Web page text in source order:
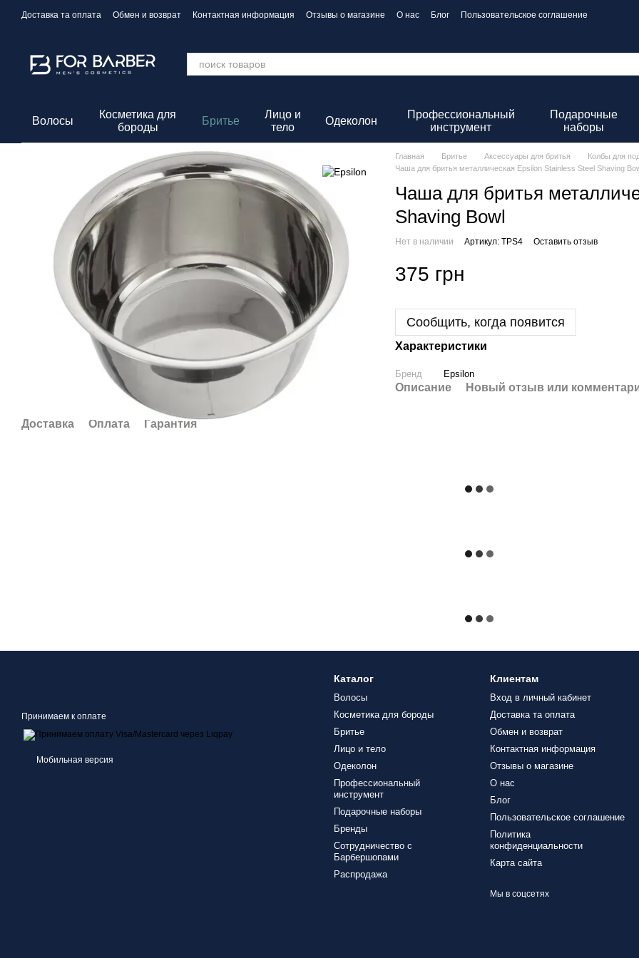
Перейти к основному контенту
Доставка та оплата Обмен и возврат Контактная информация Отзывы о магазине О нас Блог
Пользовательское соглашение
Волосы
Косметика для
бороды
Бритье
Лицо и
тело
Одеколон
Профессиональный
инструмент
Подарочные
наборы
Доставка Оплата Гарантия
Главная Бритье Аксессуары для бритья
Колбы для
Чаша для бритья металлическая Epsilon Stainless Steel Shaving
Чаша для бритья
Shaving Bowl
Нет в наличии Артикул: TPS4 Оставить отзыв
375 грн
Сообщить, когда появится
Характеристики
Бренд Epsilon
Описание Новый отзыв или
Принимаем к оплате
Мобильная версия
Каталог
Волосы
Косметика для бороды
Бритье
Лицо и тело
Одеколон
Профессиональный
инструмент
Подарочные наборы
Бренды
Сотрудничество с
Барбершопами
Распродажа
Клиентам
Вход в личный кабинет
Доставка та оплата
Обмен и возврат
Контактная информация
Отзывы о магазине
О нас
Блог
Пользовательское соглашение
Политика
конфиденциальности
Карта сайта
Мы в соцсетях